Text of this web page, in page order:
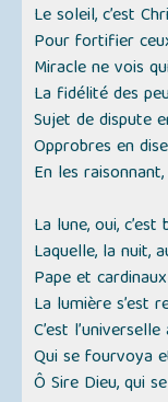
Le soleil, c’est
Pour fortifier
Miracle ne vois
La fidélité des
Sujet de dispute
Opprobres en
En les
La lune, oui, c’est
Laquelle, la nuit,
Pape et
La lumière s’est
C’est
Qui se fourvoya
Ô Sire Dieu, qui